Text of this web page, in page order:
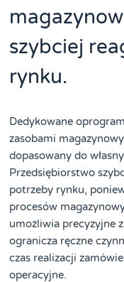
szybciej
rynku.
Dedykowane
zasobami
dopasowany do
Przedsiębiorstwo
potrzeby rynku,
procesów
umożliwia precyzyjne
ogranicza ręczne
czas realizacji
operacyjne.